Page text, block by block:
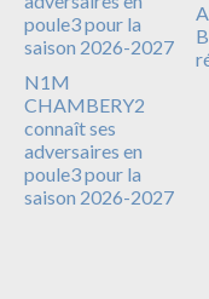
N1M
CHAMBERY2
connaît ses
adversaires en
poule3 pour la
saison 2026-2027